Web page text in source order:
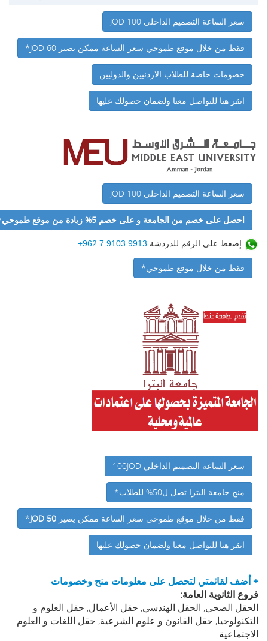
سعر الساعة التصميم الداخلي 100 JOD
فقط من خلال موقع طموحي سعر الساعة ممكن يصير 60 JOD*
خصومات خاصة للطلاب الاردنيين والدوليين
انقر هنا للتواصل معنا ولضمان حصولك علیها
سعر الساعة التصميم الداخلي 100 JOD
احصل على خصم من الجامعة و على خصم 5% زيادة من موقع طموحي
إضغط على الرقم للدردشة 9913 9103 7 962+
فقط من خلال موقع طموحي*
سعر الساعة التصميم الداخلي 100JOD
منح جامعة البترا تصل ل50% للطلاب*
فقط من خلال موقع طموحي سعر الساعة ممكن يصير 50 JOD
*
انقر هنا للتواصل معنا ولضمان حصولك علیها
+ أضف لقائمتي لتحصل على معلومات منح وخصومات
فروع الثانوية العامة:
الحقل الصحي, الحقل الهندسي, حقل الأعمال, حقل العلوم و
التكنولوجيا, حقل القانون و علوم الشرعية, حقل اللغات و العلوم
الاجتماعية